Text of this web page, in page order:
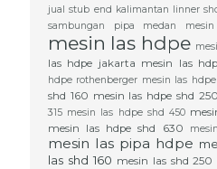
jual stub end kalimantan linner
sambungan pipa
medan
mesin las hdpe
las hdpe jakarta mesin las
hdpe rothenberger mesin las
shd 160 mesin las hdpe shd 250
315 mesin las hdpe shd 450
mesin las hdpe shd 630
mesin las pipa hdpe
las shd 160 mesin las shd 250